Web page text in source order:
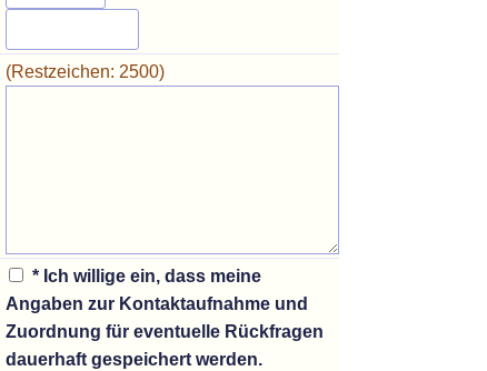
(Restzeichen: 2500)
* Ich willige ein, dass meine
Angaben zur Kontaktaufnahme und
Zuordnung für eventuelle Rückfragen
dauerhaft gespeichert werden.